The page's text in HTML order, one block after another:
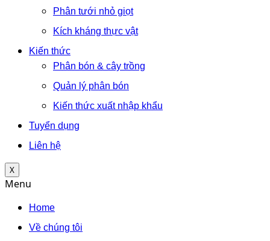
Phân tưới nhỏ giọt
Kích kháng thực vật
Kiến thức
Phân bón & cây trồng
Quản lý phân bón
Kiến thức xuất nhập khẩu
Tuyển dụng
Liên hệ
X
Menu
Home
Về chúng tôi